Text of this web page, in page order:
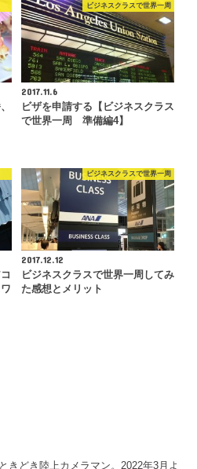
ビジネスクラスで世界一周
2017.11.6
ビザを申請する【ビジネスクラス
で世界一周 準備編4】
ビジネスクラスで世界一周
2017.12.12
ビジネスクラスで世界一周してみ
た感想とメリット
きどき陸上カメラマン。2022年3月よ